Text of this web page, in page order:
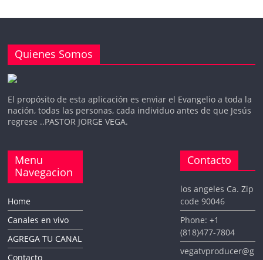
e
o
Quienes Somos
El propósito de esta aplicación es enviar el Evangelio a toda la
nación, todas las personas, cada individuo antes de que Jesús
regrese ..PASTOR JORGE VEGA.
Menu
Navegacion
Home
Canales en vivo
AGREGA TU CANAL
Contacto
Contacto
los angeles Ca. Zip
code 90046
Phone: +1
(818)477-7804
vegatvproducer@g